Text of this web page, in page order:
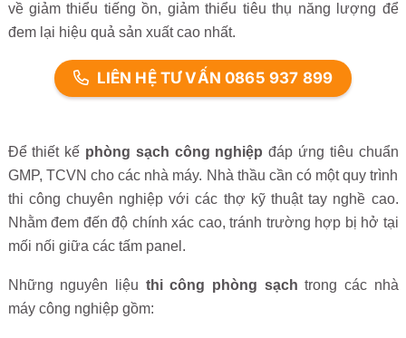
về giảm thiểu tiếng ồn, giảm thiểu tiêu thụ năng lượng để
đem lại hiệu quả sản xuất cao nhất.
LIÊN HỆ TƯ VẤN 0865 937 899
Để thiết kế phòng sạch công nghiệp đáp ứng tiêu chuẩn
GMP, TCVN cho các nhà máy. Nhà thầu cần có một quy trình
thi công chuyên nghiệp với các thợ kỹ thuật tay nghề cao.
Nhằm đem đến độ chính xác cao, tránh trường hợp bị hở tại
mối nối giữa các tấm panel.
Những nguyên liệu thi công phòng sạch trong các nhà
máy công nghiệp gồm: